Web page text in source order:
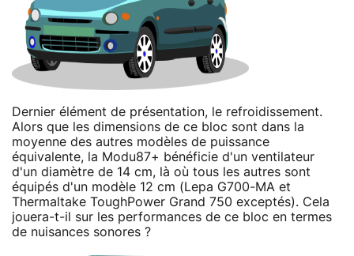
Dernier élément de présentation, le refroidissement.
Alors que les dimensions de ce bloc sont dans la
moyenne des autres modèles de puissance
équivalente, la Modu87+ bénéficie d'un ventilateur
d'un diamètre de 14 cm, là où tous les autres sont
équipés d'un modèle 12 cm (Lepa G700-MA et
Thermaltake ToughPower Grand 750 exceptés). Cela
jouera-t-il sur les performances de ce bloc en termes
de nuisances sonores ?